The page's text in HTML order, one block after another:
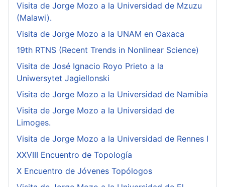
Visita de Jorge Mozo a la Universidad de Mzuzu
(Malawi).
Visita de Jorge Mozo a la UNAM en Oaxaca
19th RTNS (Recent Trends in Nonlinear Science)
Visita de José Ignacio Royo Prieto a la
Uniwersytet Jagiellonski
Visita de Jorge Mozo a la Universidad de Namibia
Visita de Jorge Mozo a la Universidad de
Limoges.
Visita de Jorge Mozo a la Universidad de Rennes I
XXVIII Encuentro de Topología
X Encuentro de Jóvenes Topólogos